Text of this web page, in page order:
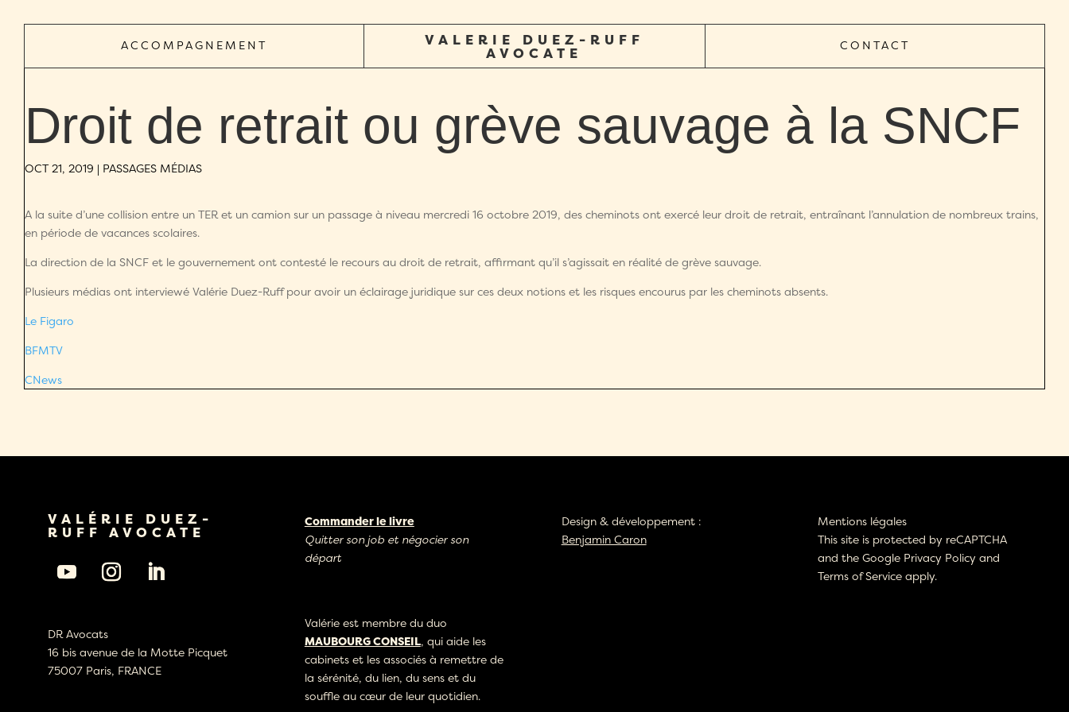
ACCOMPAGNEMENT VALERIE DUEZ-RUFF
AVOCATE CONTACT
Droit de retrait ou grève sauvage à la SNCF
OCT 21, 2019 | PASSAGES MÉDIAS
A la suite d’une collision entre un TER et un camion sur un passage à niveau mercredi 16 octobre 2019, des cheminots ont exercé leur droit de retrait, entraînant l’annulation de nombreux trains,
en période de vacances scolaires.
La direction de la SNCF et le gouvernement ont contesté le recours au droit de retrait, affirmant qu’il s’agissait en réalité de grève sauvage.
Plusieurs médias ont interviewé Valérie Duez-Ruff pour avoir un éclairage juridique sur ces deux notions et les risques encourus par les cheminots absents.
Le Figaro
BFMTV
CNews
VALÉRIE DUEZ-
RUFF AVOCATE
DR Avocats
16 bis avenue de la Motte Picquet
75007 Paris, FRANCE
Commander le livre
Quitter son job et négocier son
départ
Valérie est membre du duo
MAUBOURG CONSEIL, qui aide les
cabinets et les associés à remettre de
la sérénité, du lien, du sens et du
souffle au cœur de leur quotidien.
Design & développement :
Benjamin Caron
Mentions légales
This site is protected by reCAPTCHA
and the Google Privacy Policy and
Terms of Service apply.